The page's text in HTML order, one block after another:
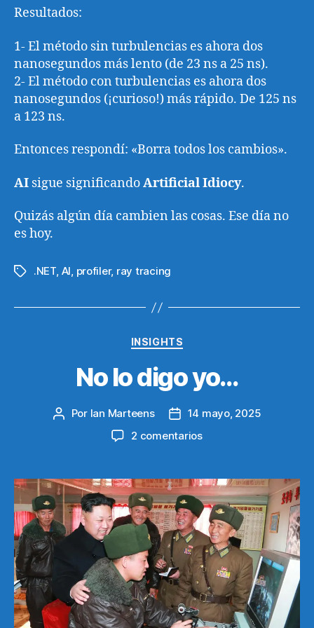
Resultados:
1- El método sin turbulencias es ahora dos
nanosegundos más lento (de 23 ns a 25 ns).
2- El método con turbulencias es ahora dos
nanosegundos (¡curioso!) más rápido. De 125 ns
a 123 ns.
Entonces respondí: «Borra todos los cambios».
AI sigue significandoArtificial Idiocy.
Quizás algún día cambien las cosas. Ese día no
es hoy.
Etiquetas
.NET, AI, profiler, ray tracing
Categorías
INSIGHTS
No lo digo yo…
Autor
Por Ian Marteens
Fecha14 mayo, 2025
2 comentariosen
digo
yo…